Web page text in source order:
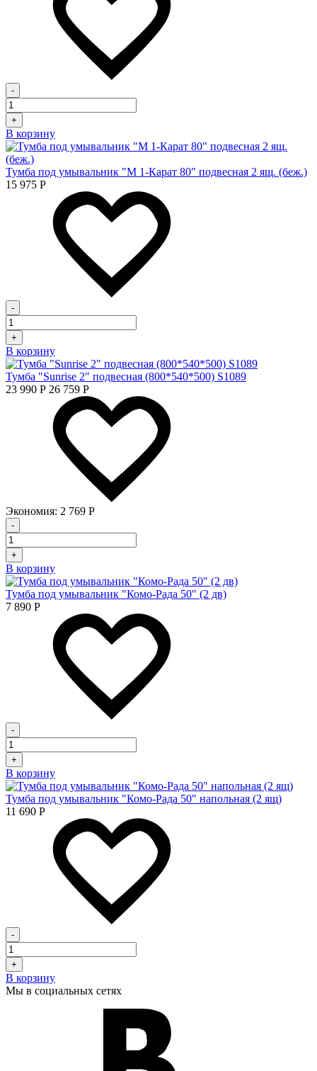
-
+
В корзину
Тумба под умывальник "М 1-Карат 80" подвесная 2 ящ. (беж.)
15 975 Р
-
+
В корзину
Тумба "Sunrise 2" подвесная (800*540*500) S1089
23 990 Р 26 759 Р
Экономия: 2 769 Р
-
+
В корзину
Тумба под умывальник "Комо-Рада 50" (2 дв)
7 890 Р
-
+
В корзину
Тумба под умывальник "Комо-Рада 50" напольная (2 ящ)
11 690 Р
-
+
В корзину
Мы в социальных сетях